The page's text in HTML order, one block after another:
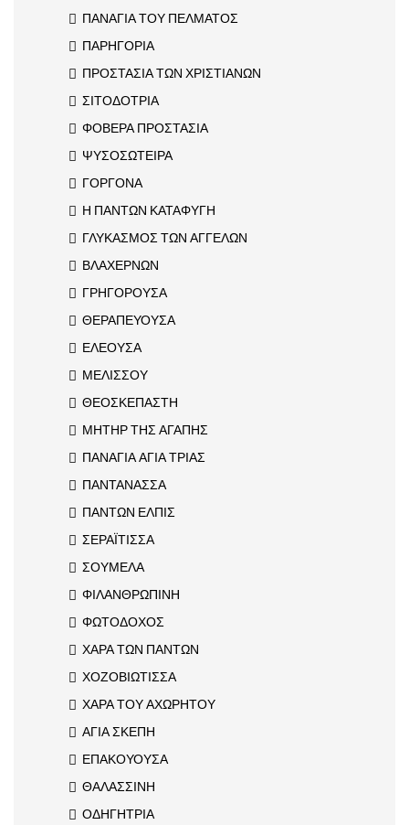
ΠΑΝΑΓΙΑ ΤΟΥ ΠΕΛΜΑΤΟΣ
ΠΑΡΗΓΟΡΙΑ
ΠΡΟΣΤΑΣΙΑ ΤΩΝ ΧΡΙΣΤΙΑΝΩΝ
ΣΙΤΟΔΟΤΡΙΑ
ΦΟΒΕΡΑ ΠΡΟΣΤΑΣΙΑ
ΨΥΣΟΣΩΤΕΙΡΑ
ΓΟΡΓΟΝΑ
Η ΠΑΝΤΩΝ ΚΑΤΑΦΥΓΗ
ΓΛΥΚΑΣΜΟΣ ΤΩΝ ΑΓΓΕΛΩΝ
ΒΛΑΧΕΡΝΩΝ
ΓΡΗΓΟΡΟΥΣΑ
ΘΕΡΑΠΕΥΟΥΣΑ
ΕΛΕΟΥΣΑ
ΜΕΛΙΣΣΟΥ
ΘΕΟΣΚΕΠΑΣΤΗ
ΜΗΤΗΡ ΤΗΣ ΑΓΑΠΗΣ
ΠΑΝΑΓΙΑ ΑΓΙΑ ΤΡΙΑΣ
ΠΑΝΤΑΝΑΣΣΑ
ΠΑΝΤΩΝ ΕΛΠΙΣ
ΣΕΡΑΪΤΙΣΣΑ
ΣΟΥΜΕΛΑ
ΦΙΛΑΝΘΡΩΠΙΝΗ
ΦΩΤΟΔΟΧΟΣ
ΧΑΡΑ ΤΩΝ ΠΑΝΤΩΝ
ΧΟΖΟΒΙΩΤΙΣΣΑ
ΧΑΡΑ ΤΟΥ ΑΧΩΡΗΤΟΥ
ΑΓΙΑ ΣΚΕΠΗ
ΕΠΑΚΟΥΟΥΣΑ
ΘΑΛΑΣΣΙΝΗ
ΟΔΗΓΗΤΡΙΑ